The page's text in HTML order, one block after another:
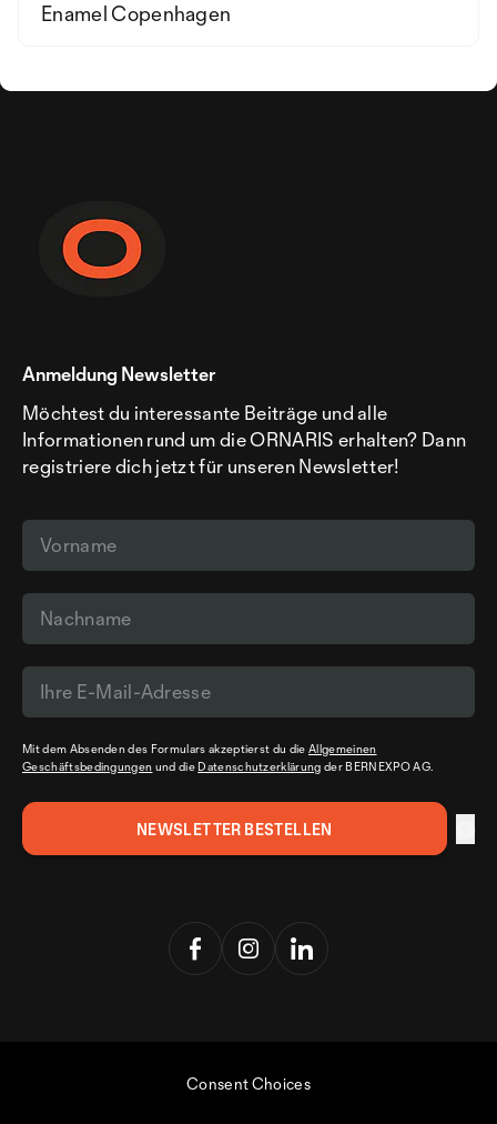
Enamel Copenhagen
Anmeldung Newsletter
Möchtest du interessante Beiträge und alle
Informationen rund um die ORNARIS erhalten? Dann
registriere dich jetzt für unseren Newsletter!
Mit dem Absenden des Formulars akzeptierst du dieAllgemeinen
Geschäftsbedingungen und die Datenschutzerklärung der BERNEXPO AG.
Consent Choices